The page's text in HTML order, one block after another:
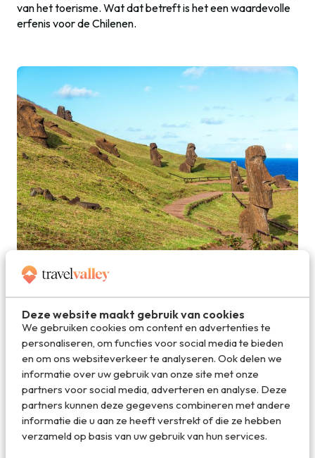
Deze website maakt gebruik van cookies
We gebruiken cookies om content en advertenties te
personaliseren, om functies voor social media te bieden
en om ons websiteverkeer te analyseren. Ook delen we
informatie over uw gebruik van onze site met onze
partners voor social media, adverteren en analyse. Deze
partners kunnen deze gegevens combineren met andere
informatie die u aan ze heeft verstrekt of die ze hebben
verzameld op basis van uw gebruik van hun services.
van het toerisme. Wat dat betreft is het een waardevolle
erfenis voor de Chilenen.
beelden © jkraft5 - Adobe Stock
Ook naar Paaseiland?
Wil je ook naar het Chileense Paaseiland om zelf deze
beelden te zien? Dan kun je vanuit verschillende plaatsen
vertrekken: vanuitSantiago in Chili, vanuit Lima in Peru of
vanuit Papeete op Tahiti. Het vliegveld van Paaseiland
heeft overigens maar één landingsbaan die alleen wordt
gebruikt door de nationale Chileense
luchtvaartmaatschappij LAN Airlines. De enige bij wie je